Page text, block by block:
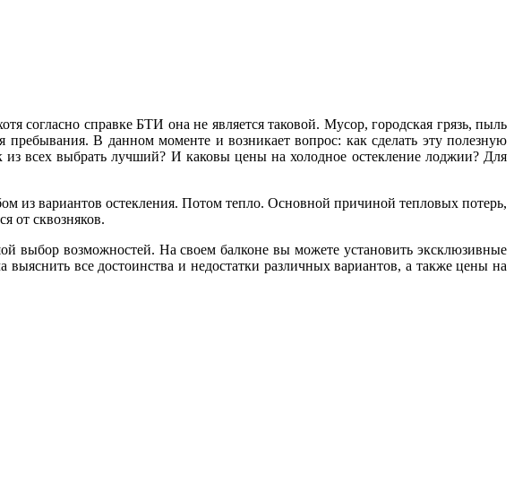
согласно справке БТИ она не является таковой. Мусор, городская грязь, пыль
В данном моменте и возникает вопрос: как сделать эту полезную
всех выбрать лучший? И каковы цены на холодное остекление лоджии? Для
из вариантов остекления. Потом тепло. Основной причиной тепловых потерь,
от сквозняков.
выбор возможностей. На своем балконе вы можете установить эксклюзивные
все достоинства и недостатки различных вариантов, а также цены на